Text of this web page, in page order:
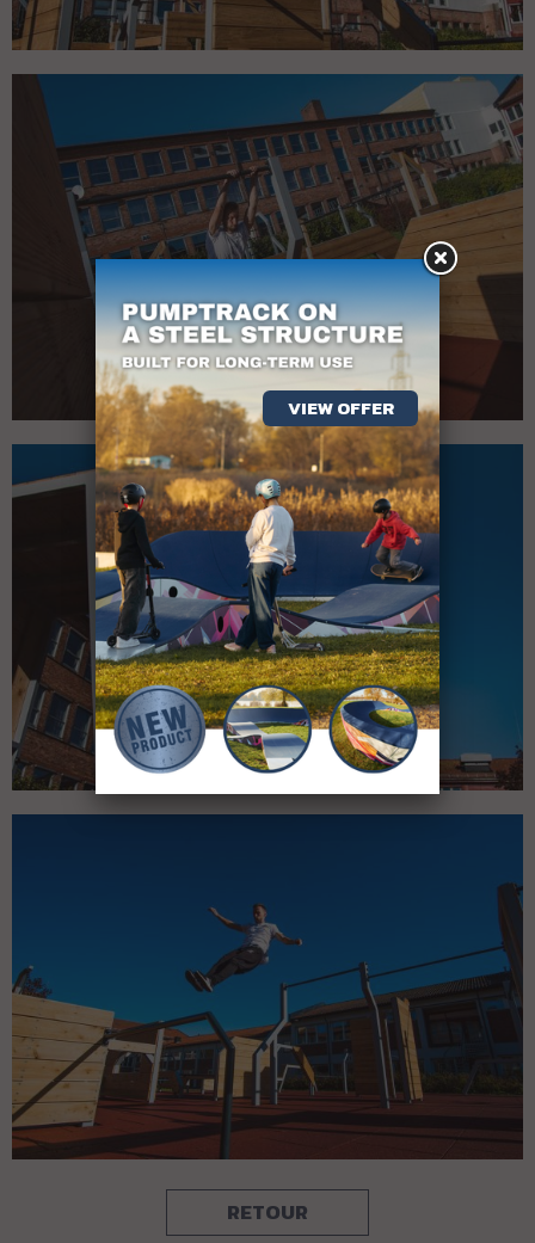
RETOUR
VIEW OFFER